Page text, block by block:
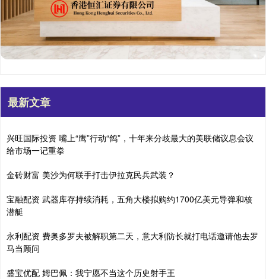
最新文章
兴旺国际投资 嘴上“鹰”行动“鸽”，十年来分歧最大的美联储议息会议
给市场一记重拳
金砖财富 美沙为何联手打击伊拉克民兵武装？
宝融配资 武器库存持续消耗，五角大楼拟购约1700亿美元导弹和核
潜艇
永利配资 费奥多罗夫被解职第二天，意大利防长就打电话邀请他去罗
马当顾问
盛宝优配 姆巴佩：我宁愿不当这个历史射手王